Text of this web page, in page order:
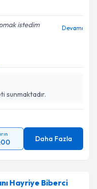
istedim
Devamı
sunmaktadır.
Daha Fazla
Hayriye Biberci